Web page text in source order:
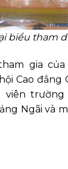
biểu tham
gia
Cao đẳng
viên
Ngãi và